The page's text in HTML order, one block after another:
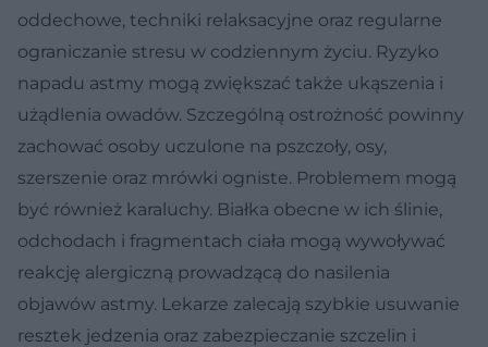
oddechowe, techniki relaksacyjne oraz regularne
ograniczanie stresu w codziennym życiu. Ryzyko
napadu astmy mogą zwiększać także ukąszenia i
użądlenia owadów. Szczególną ostrożność powinny
zachować osoby uczulone na pszczoły, osy,
szerszenie oraz mrówki ogniste. Problemem mogą
być również karaluchy. Białka obecne w ich ślinie,
odchodach i fragmentach ciała mogą wywoływać
reakcję alergiczną prowadzącą do nasilenia
objawów astmy. Lekarze zalecają szybkie usuwanie
resztek jedzenia oraz zabezpieczanie szczelin i